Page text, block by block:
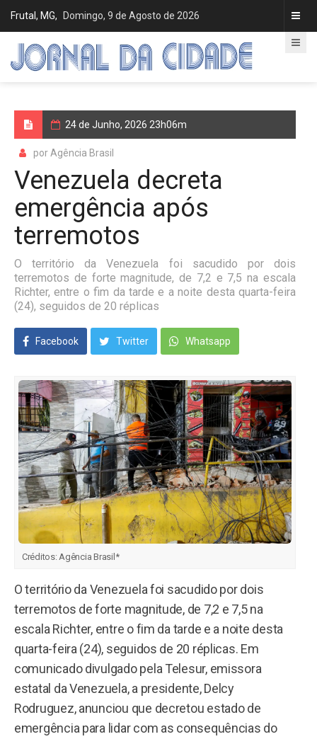
Frutal, MG, Domingo, 9 de Agosto de 2026
24 de Junho, 2026 23h06m
por Agência Brasil
Venezuela decreta
emergência após
terremotos
O território da Venezuela foi sacudido por dois
terremotos de forte magnitude, de 7,2 e 7,5 na escala
Richter, entre o fim da tarde e a noite desta quarta-feira
(24), seguidos de 20 réplicas
Facebook Twitter Whatsapp
Créditos: Agência Brasil*
O território da Venezuela foi sacudido por dois
terremotos de forte magnitude, de 7,2 e 7,5 na
escala Richter, entre o fim da tarde e a noite desta
quarta-feira (24), seguidos de 20 réplicas. Em
comunicado divulgado pela Telesur, emissora
estatal da Venezuela, a presidente, Delcy
Rodruguez, anunciou que decretou estado de
emergência para lidar com as consequências do